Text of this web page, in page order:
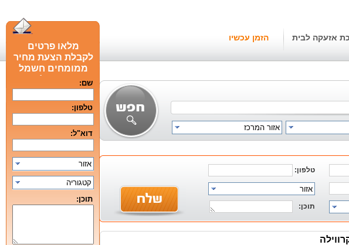
אזעקה לבית הזמן עכשיו
אזור המרכז
טלפון:
אזור
תוכן:
מלאו פרטים
לקבלת הצעת מחיר
ממומחים חשמל
חכם מומלציםשם:
טלפון:
דוא"ל:
אזור
קטגוריה
תוכן: